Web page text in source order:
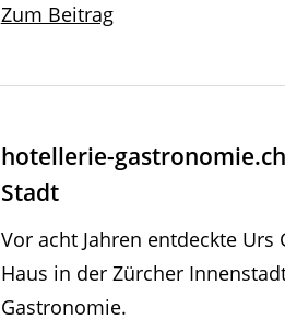
Zum Beitrag
hotellerie-
Stadt
Vor acht Jahren entdeckte
Haus in der Zürcher
Gastronomie.